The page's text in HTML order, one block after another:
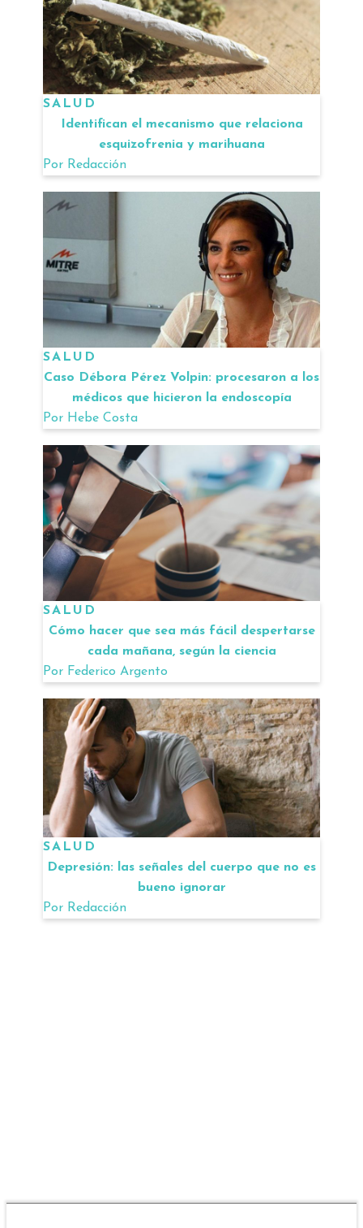
SALUD
Identifican el mecanismo que relaciona
esquizofrenia y marihuana
Por Redacción
SALUD
Caso Débora Pérez Volpin: procesaron a los
médicos que hicieron la endoscopía
Por Hebe Costa
SALUD
Cómo hacer que sea más fácil despertarse
cada mañana, según la ciencia
Por Federico Argento
SALUD
Depresión: las señales del cuerpo que no es
bueno ignorar
Por Redacción